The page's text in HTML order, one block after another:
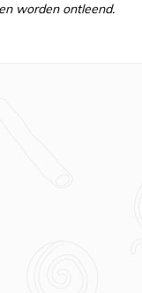
worden ontleend.